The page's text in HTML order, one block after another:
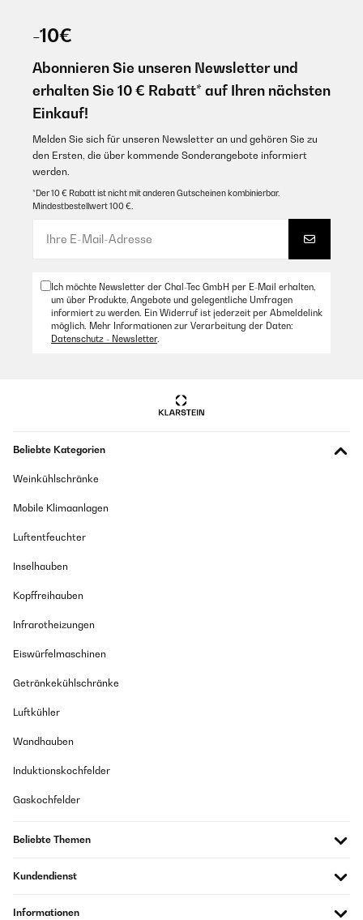
-10€
Abonnieren Sie unseren Newsletter und
erhalten Sie 10 € Rabatt* auf Ihren nächsten
Einkauf!
Melden Sie sich für unseren Newsletter an und gehören Sie zu
den Ersten, die über kommende Sonderangebote informiert
werden.
*Der 10 € Rabatt ist nicht mit anderen Gutscheinen kombinierbar.
Mindestbestellwert 100 €.
Ich möchte Newsletter der Chal-Tec GmbH per E-Mail erhalten,
um über Produkte, Angebote und gelegentliche Umfragen
informiert zu werden. Ein Widerruf ist jederzeit per Abmeldelink
möglich. Mehr Informationen zur Verarbeitung der Daten:
Datenschutz - Newsletter.
Beliebte Kategorien
Weinkühlschränke
Mobile Klimaanlagen
Luftentfeuchter
Inselhauben
Kopffreihauben
Infrarotheizungen
Eiswürfelmaschinen
Getränkekühlschränke
Luftkühler
Wandhauben
Induktionskochfelder
Gaskochfelder
Beliebte Themen
Kundendienst
Informationen